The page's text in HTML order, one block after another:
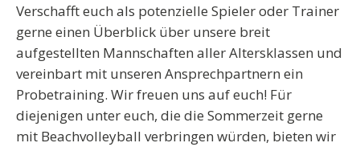
Verschafft euch als potenzielle Spieler oder Trainer
gerne einen Überblick über unsere breit
aufgestellten Mannschaften aller Altersklassen und
vereinbart mit unseren Ansprechpartnern ein
Probetraining. Wir freuen uns auf euch! Für
diejenigen unter euch, die die Sommerzeit gerne
mit Beachvolleyball verbringen würden, bieten wir